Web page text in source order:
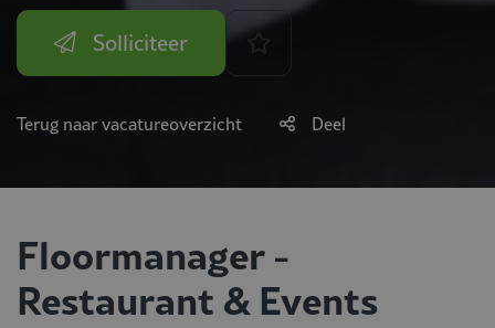
Solliciteer
Terug naar vacatureoverzicht Deel
Floormanager -
Restaurant & Events